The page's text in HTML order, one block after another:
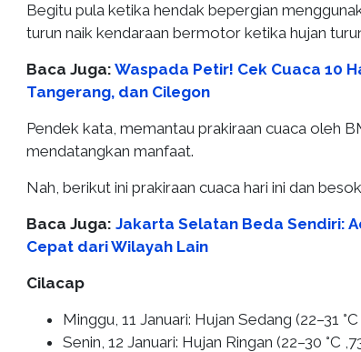
Begitu pula ketika hendak bepergian
turun naik kendaraan bermotor ketika hujan
Baca Juga: Waspada Petir! Cek Cuaca 10
Tangerang, dan Cilegon
Pendek kata, memantau prakiraan cuaca oleh
mendatangkan manfaat.
Nah, berikut ini prakiraan cuaca hari ini dan
Baca Juga: Jakarta Selatan Beda Sendiri:
Cepat dari Wilayah Lain
Cilacap
Minggu, 11 Januari: Hujan Sedang (22–31
Senin, 12 Januari: Hujan Ringan (22–30 °C